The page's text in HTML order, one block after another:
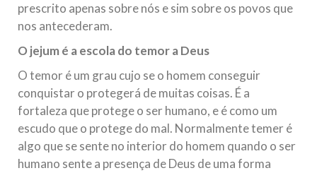
prescrito apenas sobre nós e sim sobre os povos que
nos antecederam.
O jejum é a escola do temor a Deus
O temor é um grau cujo se o homem conseguir
conquistar o protegerá de muitas coisas. É a
fortaleza que protege o ser humano, e é como um
escudo que o protege do mal. Normalmente temer é
algo que se sente no interior do homem quando o ser
humano sente a presença de Deus de uma forma